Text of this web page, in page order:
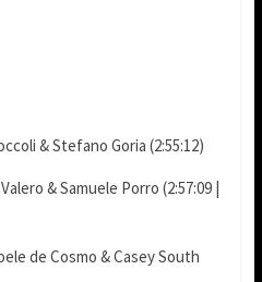
& Stefano Goria (2:55:12)
& Samuele Porro (2:57:09 |
de Cosmo & Casey South